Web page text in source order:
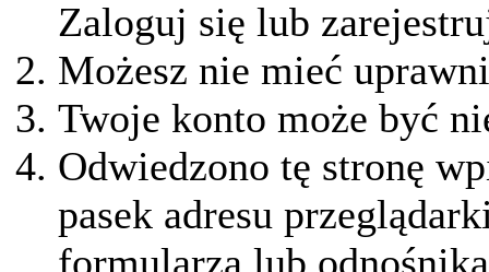
Zaloguj się lub
Możesz nie mieć
Twoje konto może być
Odwiedzono tę stronę
pasek adresu
formularza lub